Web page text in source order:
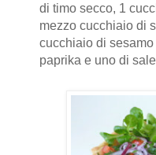
di timo secco, 1
mezzo cucchiaio di
cucchiaio di
paprika e uno di